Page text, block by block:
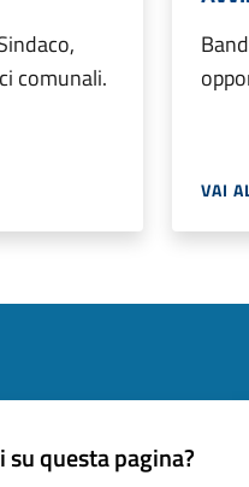
comunali.
VAI
questa pagina?